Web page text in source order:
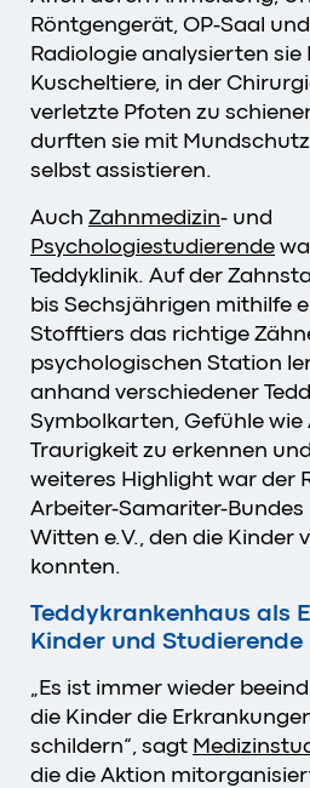
Röntgengerät, OP-Saal
Radiologie analysierten
Kuscheltiere, in der
verletzte Pfoten zu
durften sie mit
selbst assistieren.
Auch Zahnmedizin- und
Psychologiestudierende
Teddyklinik. Auf der
bis Sechsjährigen mithilfe
Stofftiers das richtige
psychologischen Station
anhand verschiedener
Symbolkarten, Gefühle wie
Traurigkeit zu erkennen
weiteres Highlight war der
Arbeiter-Samariter-Bundes
Witten e.V., den die Kinder
konnten.
Teddykrankenhaus als
Kinder und Studierende
„Es ist immer wieder
die Kinder die
schildern“, sagt
die die Aktion